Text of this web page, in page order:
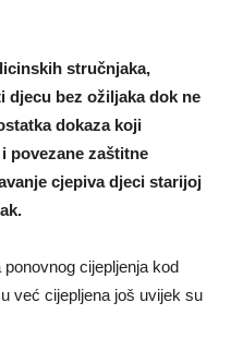
stručnjaka,
bez ožiljaka dok ne
dokaza koji
povezane zaštitne
cjepiva djeci starijoj
cijepljenja kod
već cijepljena još uvijek su